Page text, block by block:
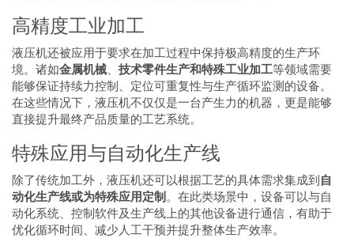
高精度工业加工
液压机还被应用于要求在加工过程中保持极高精度的生产环
境。诸如金属机械 技术零件生产和特殊工业加工等领域需要
能够保证持续力控制、定位可重复性与生产循环监测的设备。
在这些情况下，液压机不仅仅是一台产生力的机器，更是能够
直接提升最终产品质量的工艺系统。
特殊应用与自动化生产线
除了传统加工外，液压机还可以根据工艺的具体需求集成到自
动化生产线或为特殊应用定制。在此类场景中，设备可以与自
动化系统、控制软件及生产线上的其他设备进行通信，有助于
优化循环时间、减少人工干预并提升整体生产效率。